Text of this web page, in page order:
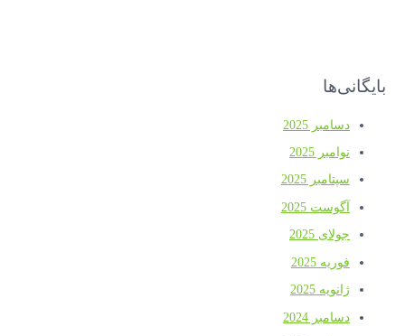
بایگانی‌ها
دسامبر 2025
نوامبر 2025
سپتامبر 2025
آگوست 2025
جولای 2025
فوریه 2025
ژانویه 2025
دسامبر 2024